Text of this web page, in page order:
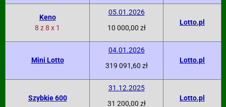
Keno
8 z 8 x 1
05.01.2026
10 000,00 zł
Lotto.pl
Mini Lotto
04.01.2026
319 091,60 zł
Lotto.pl
Szybkie 600
31.12.2025
31 200,00 zł
Lotto.pl